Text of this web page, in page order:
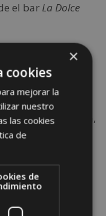
el bar La Dolce
intimista, con
de una piscina,
del Hotel
Barcelona. En
diseñada
reflejar por
platos.
×
cookies
mejorar la
nuestro
las cookies
de
de